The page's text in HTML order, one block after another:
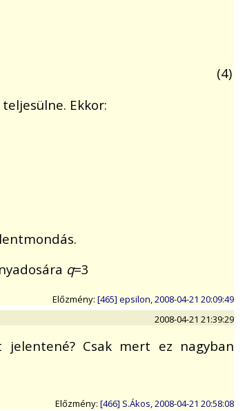
(4)
Ekkor:
q=3
Előzmény: [465] epsilon, 2008-04-21 20:09:49
2008-04-21 21:39:29
Csak mert ez nagyban
Előzmény: [466] S.Ákos, 2008-04-21 20:58:08